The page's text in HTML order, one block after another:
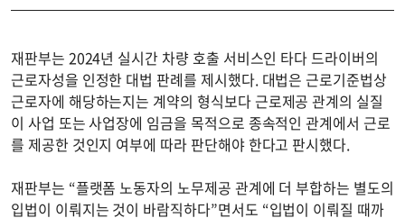
재판부는 2024년 실시간 차량 호출 서비스인 타다 드라이버의
근로자성을 인정한 대법 판례를 제시했다. 대법은 근로기준법상
근로자에 해당하는지는 계약의 형식보다 근로제공 관계의 실질
이 사업 또는 사업장에 임금을 목적으로 종속적인 관계에서 근로
를 제공한 것인지 여부에 따라 판단해야 한다고 판시했다.
재판부는 “플랫폼 노동자의 노무제공 관계에 더 부합하는 별도의
입법이 이뤄지는 것이 바람직하다”면서도 “입법이 이뤄질 때까